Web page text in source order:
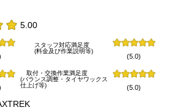
5.00
スタッフ対応満足度
(料金及び作業説明等)
(5.0)
取付・交換作業満足度
(バランス調整・タイヤワックス
仕上げ等)
(5.0)